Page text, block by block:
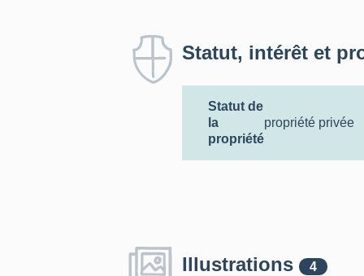
Statut, intérêt et
Statut de
la
propriété
propriété privée
Illustrations 4